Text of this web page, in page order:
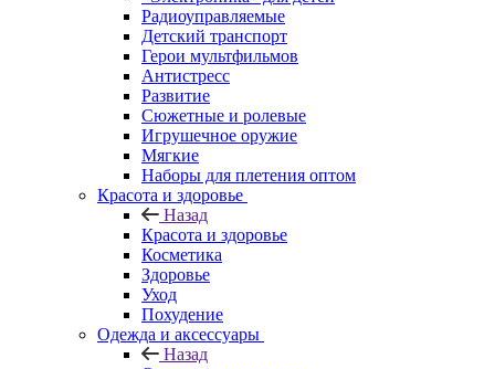
Радиоуправляемые
Детский транспорт
Герои мультфильмов
Антистресс
Развитие
Сюжетные и ролевые
Игрушечное оружие
Мягкие
Наборы для плетения оптом
Красота и здоровье
Назад
Красота и здоровье
Косметика
Здоровье
Уход
Похудение
Одежда и аксессуары
Назад